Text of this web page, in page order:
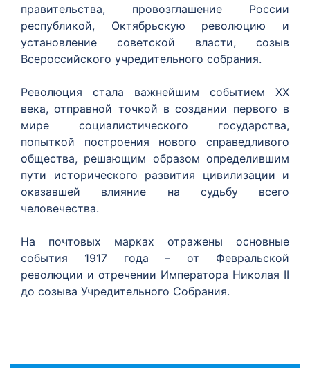
правительства, провозглашение России
республикой, Октябрьскую революцию и
установление советской власти, созыв
Всероссийского учредительного собрания.
Революция стала важнейшим событием ХХ
века, отправной точкой в создании первого в
мире социалистического государства,
попыткой построения нового справедливого
общества, решающим образом определившим
пути исторического развития цивилизации и
оказавшей влияние на судьбу всего
человечества.
На почтовых марках отражены основные
события 1917 года – от Февральской
революции и отречении Императора Николая II
до созыва Учредительного Собрания.